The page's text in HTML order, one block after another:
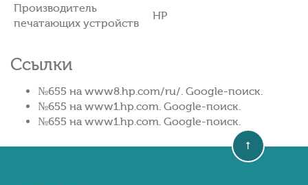
Производитель
печатающих устройств
HP
Ссылки
№655 на www8.hp.com/ru/. Google-поиск.
№655 на www1.hp.com. Google-поиск.
№655 на www1.hp.com. Google-поиск.